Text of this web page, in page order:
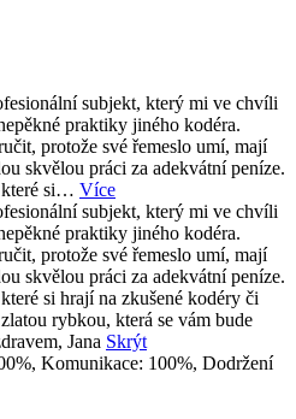
subjekt, který mi ve chvíli
praktiky jiného kodéra.
protože své řemeslo umí, mají
skvělou práci za adekvátní peníze.
které si… Více
subjekt, který mi ve chvíli
praktiky jiného kodéra.
protože své řemeslo umí, mají
skvělou práci za adekvátní peníze.
si hrají na zkušené kodéry či
rybkou, která se vám bude
Jana Skrýt
Komunikace: 100%, Dodržení